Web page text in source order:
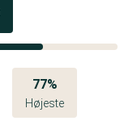
77%
Højeste